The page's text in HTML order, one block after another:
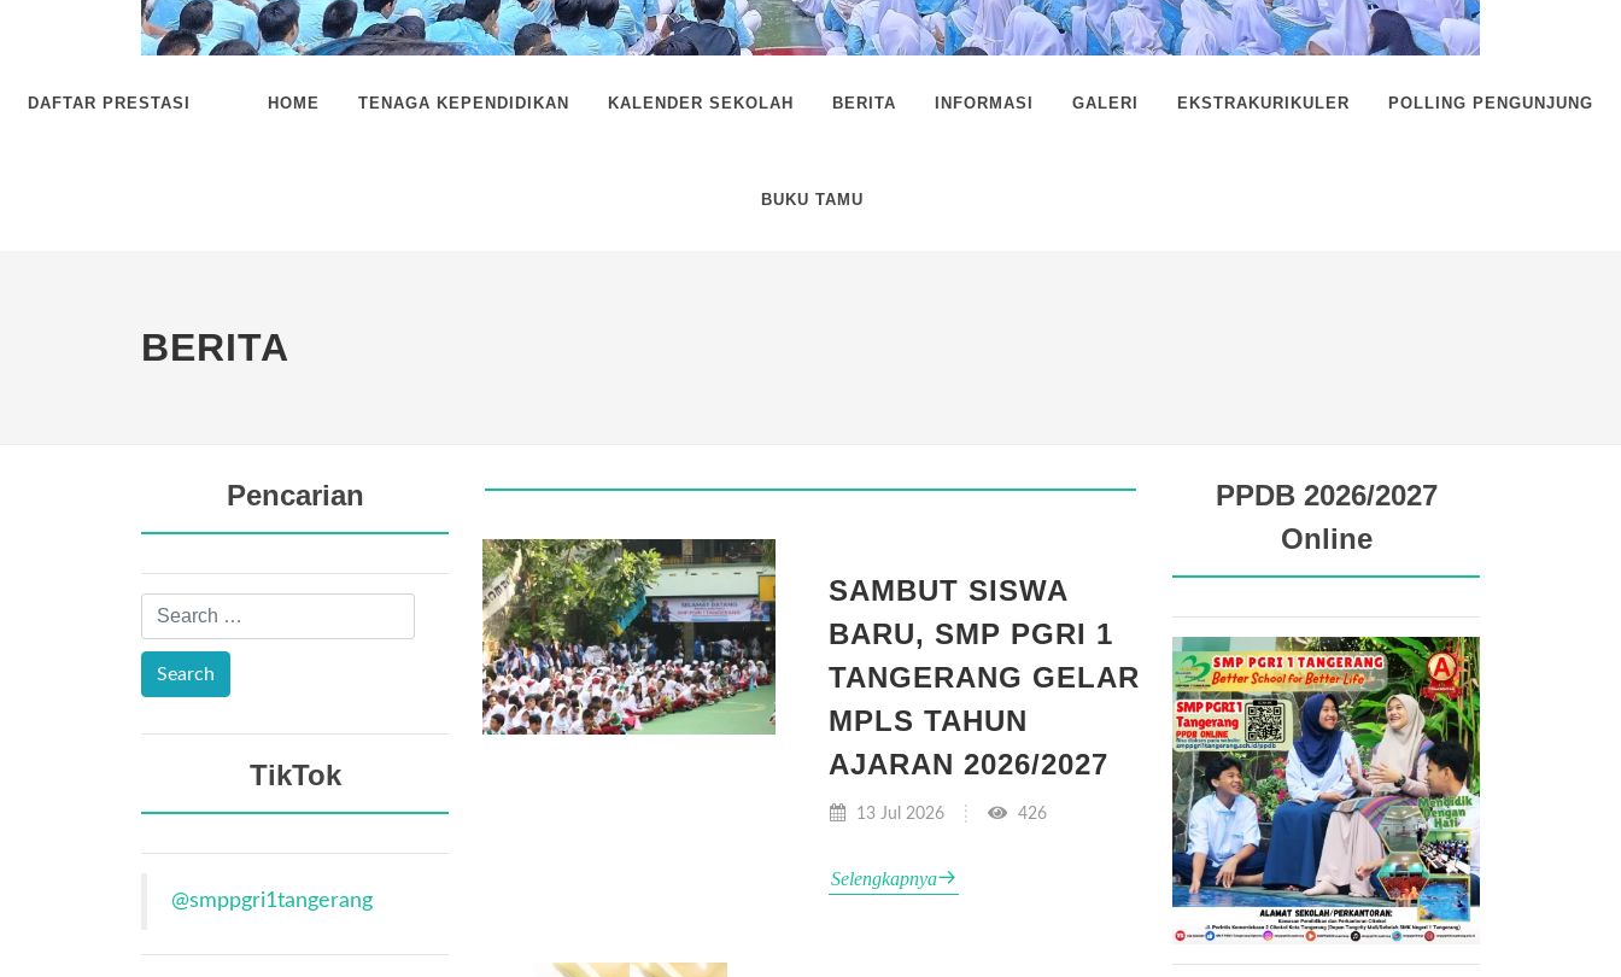
DAFTAR PRESTASI HOME TENAGA KEPENDIDIKAN KALENDER SEKOLAH BERITA INFORMASI GALERI EKSTRAKURIKULER POLLING PENGUNJUNG
BUKU TAMU
BERITA
Pencarian
TikTok
@smppgri1tangerang
SAMBUT SISWA
BARU, SMP PGRI 1
TANGERANG GELAR
MPLS TAHUN
AJARAN 2026/2027
13 Jul 2026 426
Selengkapnya
PPDB 2026/2027
Online